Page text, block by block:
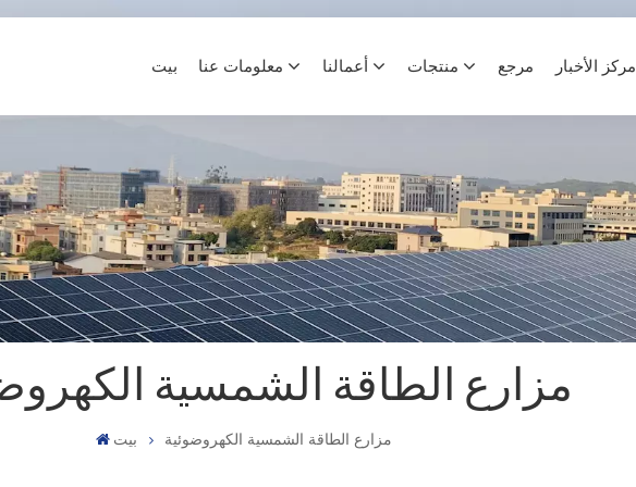
بيت معلومات عنا أعمالنا منتجات مرجع مركز الأخبار
مزارع الطاقة الشمسية
بيت مزارع الطاقة الشمسية الكهروضوئية